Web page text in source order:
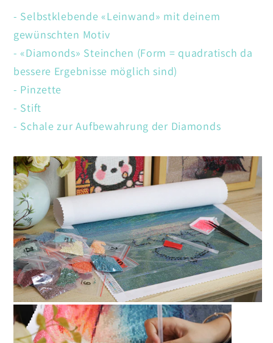
- Selbstklebende «Leinwand» mit deinem
gewünschten Motiv
- «Diamonds» Steinchen (Form = quadratisch da
bessere Ergebnisse möglich sind)
- Pinzette
- Stift
- Schale zur Aufbewahrung der Diamonds